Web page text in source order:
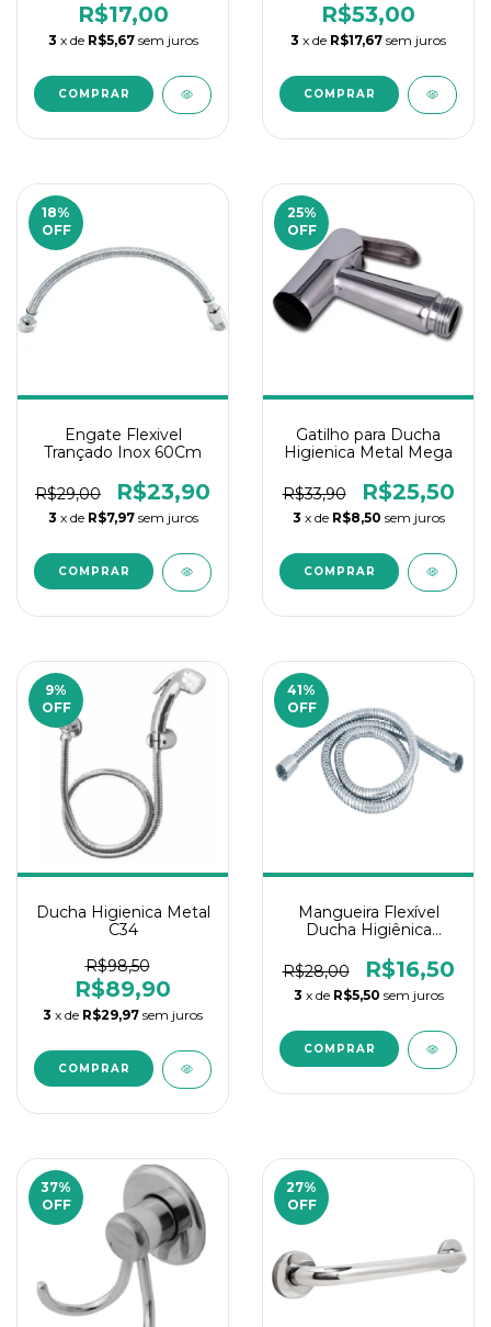
R$17,00
3 x de R$5,67 sem juros
R$53,00
3 x de R$17,67 sem juros
18%
OFF
Engate Flexivel
Trançado Inox 60Cm
R$29,00 R$23,90
3 x de R$7,97 sem juros
25%
OFF
Gatilho para Ducha
Higienica Metal Mega
R$33,90 R$25,50
3 x de R$8,50 sem juros
9%
OFF
Ducha Higienica Metal
C34
R$98,50
R$89,90
3 x de R$29,97 sem juros
41%
OFF
Mangueira Flexível
Ducha Higiênica
R$28,00
R$16,50
3 x de R$5,50 sem juros
37%
OFF
27%
OFF